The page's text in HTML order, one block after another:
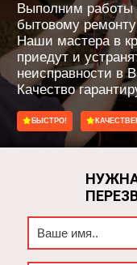
Выполним работы
бытовому
Наши мастера в
приедут и
неисправности в
Качество
БЫСТРО!